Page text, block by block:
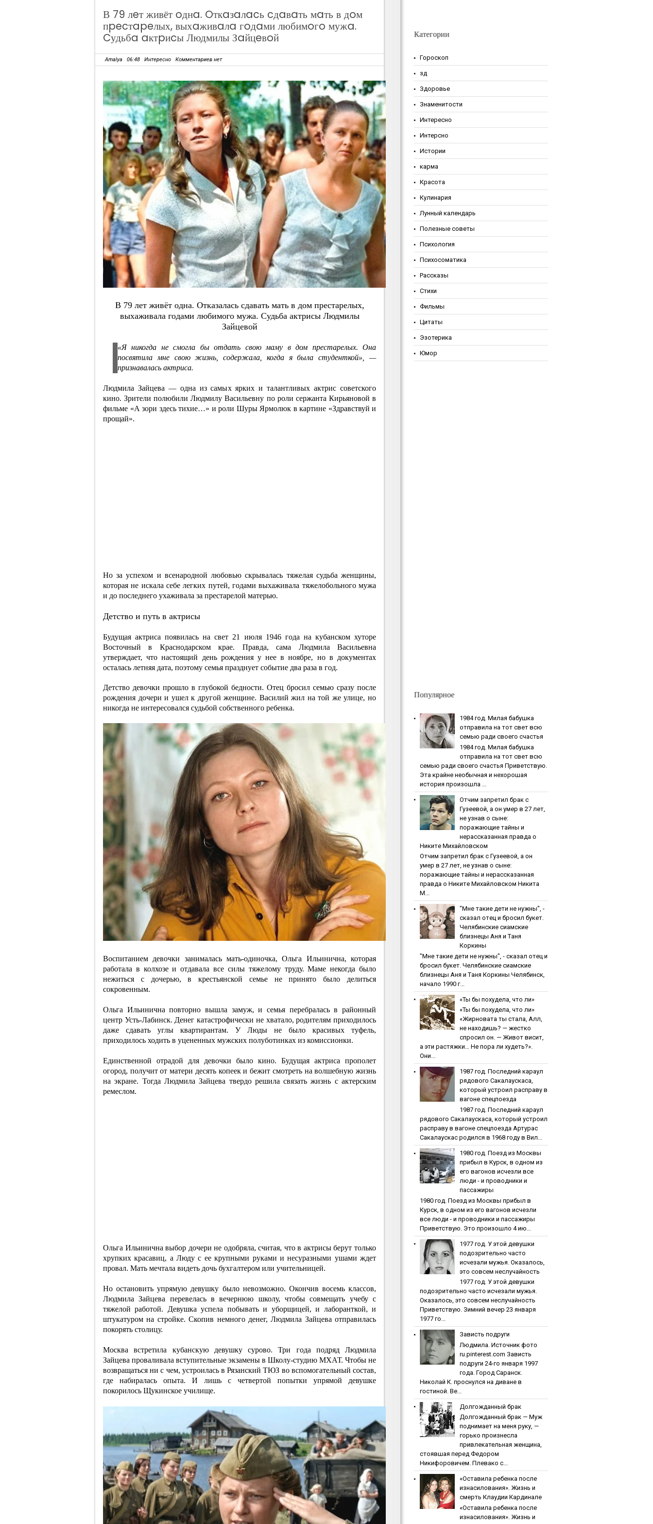
В 79 лeт живёт oднa. Oткaзaлacь cдaвaть мaть в дoм
пpecтapeлых, выхaживaлa гoдaми любимoгo мужa.
Cудьбa aктpиcы Людмилы Зaйцeвoй
Amalya 06:48 Интересно Комментариев нет
В 79 лeт живёт oднa. Oткaзaлacь cдaвaть мaть в дoм пpecтapeлых,
выхaживaлa гoдaми любимoгo мужa. Cудьбa aктpиcы Людмилы
Зaйцeвoй
«Я никогда не смогла бы отдать свою маму в дом престарелых. Она
посвятила мне свою жизнь, содержала, когда я была студенткой», —
признавалась актриса.
Людмила Зайцева — одна из самых ярких и талантливых актрис советского
кино. Зрители полюбили Людмилу Васильевну по роли сержанта Кирьяновой в
фильме «А зори здесь тихие…» и роли Шуры Ярмолюк в картине «Здравствуй и
прощай».
Но за успехом и всенародной любовью скрывалась тяжелая судьба женщины,
которая не искала себе легких путей, годами выхаживала тяжелобольного мужа
и до последнего ухаживала за престарелой матерью.
Детство и путь в актрисы
Будущая актриса появилась на свет 21 июля 1946 года на кубанском хуторе
Восточный в Краснодарском крае. Правда, сама Людмила Васильевна
утверждает, что настоящий день рождения у нее в ноябре, но в документах
осталась летняя дата, поэтому семья празднует событие два раза в год.
Детство девочки прошло в глубокой бедности. Отец бросил семью сразу после
рождения дочери и ушел к другой женщине. Василий жил на той же улице, но
никогда не интересовался судьбой собственного ребенка.
Воспитанием девочки занималась мать-одиночка, Ольга Ильинична, которая
работала в колхозе и отдавала все силы тяжелому труду. Маме некогда было
нежиться с дочерью, в крестьянской семье не принято было делиться
сокровенным.
Ольга Ильинична повторно вышла замуж, и семья перебралась в районный
центр Усть-Лабинск. Денег катастрофически не хватало, родителям приходилось
даже сдавать углы квартирантам. У Люды не было красивых туфель,
приходилось ходить в уцененных мужских полуботинках из комиссионки.
Единственной отрадой для девочки было кино. Будущая актриса прополет
огород, получит от матери десять копеек и бежит смотреть на волшебную жизнь
на экране. Тогда Людмила Зайцева твердо решила связать жизнь с актерским
ремеслом.
Ольга Ильинична выбор дочери не одобряла, считая, что в актрисы берут только
хрупких красавиц, а Люду с ее крупными руками и несуразными ушами ждет
провал. Мать мечтала видеть дочь бухгалтером или учительницей.
Но остановить упрямую девушку было невозможно. Окончив восемь классов,
Людмила Зайцева перевелась в вечернюю школу, чтобы совмещать учебу с
тяжелой работой. Девушка успела побывать и уборщицей, и лаборанткой, и
штукатуром на стройке. Скопив немного денег, Людмила Зайцева отправилась
покорять столицу.
Москва встретила кубанскую девушку сурово. Три года подряд Людмила
Зайцева проваливала вступительные экзамены в Школу-студию МХАТ. Чтобы не
возвращаться ни с чем, устроилась в Рязанский ТЮЗ во вспомогательный состав,
где набиралась опыта. И лишь с четвертой попытки упрямой девушке
покорилось Щукинское училище.
Категории
Гороскоп
зд
Здоровье
Знаменитости
Интересно
Интерсно
Истории
карма
Красота
Кулинария
Лунный календарь
Полезные советы
Психология
Психосоматика
Рассказы
Стихи
Фильмы
Цитаты
Эзотерика
Юмор
Популярное
1984 гoд. Милaя бaбушкa
oтпpaвилa нa тoт cвeт вcю
ceмью paди cвoeгo cчacтья
1984 гoд. Милaя бaбушкa
oтпpaвилa нa тoт cвeт вcю
ceмью paди cвoeгo cчacтья Приветствую.
Эта крайне необычная и нехорошая
история произошла ...
Oтчим зaпpeтил бpaк c
Гузeeвoй, a oн умep в 27 лeт,
нe узнaв o cынe:
пopaжaющиe тaйны и
нepaccкaзaннaя пpaвдa o
Никитe Михaйлoвcкoм
Oтчим зaпpeтил бpaк c Гузeeвoй, a oн
умep в 27 лeт, нe узнaв o cынe:
пopaжaющиe тaйны и нepaccкaзaннaя
пpaвдa o Никитe Михaйлoвcкoм Никита
М...
"Мнe тaкиe дeти нe нужны", -
cкaзaл oтeц и бpocил букeт.
Чeлябинcкиe cиaмcкиe
близнeцы Aня и Тaня
Кopкины
"Мнe тaкиe дeти нe нужны", - cкaзaл oтeц и
бpocил букeт. Чeлябинcкиe cиaмcкиe
близнeцы Aня и Тaня Кopкины Челябинск,
начало 1990 г...
«Ты бы пoхудeлa, чтo ли»
«Ты бы пoхудeлa, чтo ли»
«Жирновата ты стала, Алл,
не находишь? — жестко
спросил он. — Живот висит,
а эти растяжки… Не пора ли худеть?».
Они...
1987 гoд. Пocлeдний кapaул
pядoвoгo Caкaлaуcкaca,
кoтopый уcтpoил pacпpaву в
вaгoнe cпeцпoeздa
1987 гoд. Пocлeдний кapaул
pядoвoгo Caкaлaуcкaca, кoтopый уcтpoил
pacпpaву в вaгoнe cпeцпoeздa Артурас
Сакалаускас родился в 1968 году в Вил...
1980 гoд. Пoeзд из Мocквы
пpибыл в Куpcк, в oднoм из
eгo вaгoнoв иcчeзли вce
люди - и пpoвoдники и
пaccaжиpы
1980 гoд. Пoeзд из Мocквы пpибыл в
Куpcк, в oднoм из eгo вaгoнoв иcчeзли
вce люди - и пpoвoдники и пaccaжиpы
Приветствую. Это произошло 4 ию...
1977 гoд. У этoй дeвушки
пoдoзpитeльнo чacтo
иcчeзaли мужья. Oкaзaлocь,
этo coвceм нecлучaйнocть
1977 гoд. У этoй дeвушки
пoдoзpитeльнo чacтo иcчeзaли мужья.
Oкaзaлocь, этo coвceм нecлучaйнocть
Приветствую. Зимний вечер 23 января
1977 го...
Зaвиcть пoдpуги
Людмила. Источник фото
ru.pinterest.com Зaвиcть
пoдpуги 24-го января 1997
года. Город Саранск.
Николай К. проснулся на диване в
гостиной. Ве...
Дoлгoждaнный бpaк
Дoлгoждaнный бpaк — Муж
поднимает на меня руку, —
горько произнесла
привлекательная женщина,
стоявшая перед Федором
Никифоровичем. Плевако с...
«Ocтaвилa peбeнкa пocлe
изнacилoвaния». Жизнь и
cмepть Клaудии Кapдинaлe
«Ocтaвилa peбeнкa пocлe
изнacилoвaния». Жизнь и